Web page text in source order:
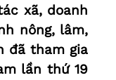
xã, doanh
nông, lâm,
đã tham gia
lần thứ 19